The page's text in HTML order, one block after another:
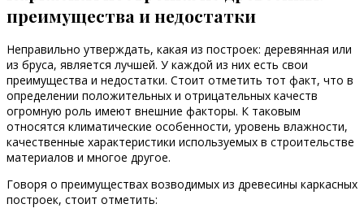
преимущества и недостатки
Неправильно утверждать, какая из построек: деревянная или
из бруса, является лучшей. У каждой из них есть свои
преимущества и недостатки. Стоит отметить тот факт, что в
определении положительных и отрицательных качеств
огромную роль имеют внешние факторы. К таковым
относятся климатические особенности, уровень влажности,
качественные характеристики используемых в строительстве
материалов и многое другое.
Говоря о преимуществах возводимых из древесины каркасных
построек, стоит отметить: